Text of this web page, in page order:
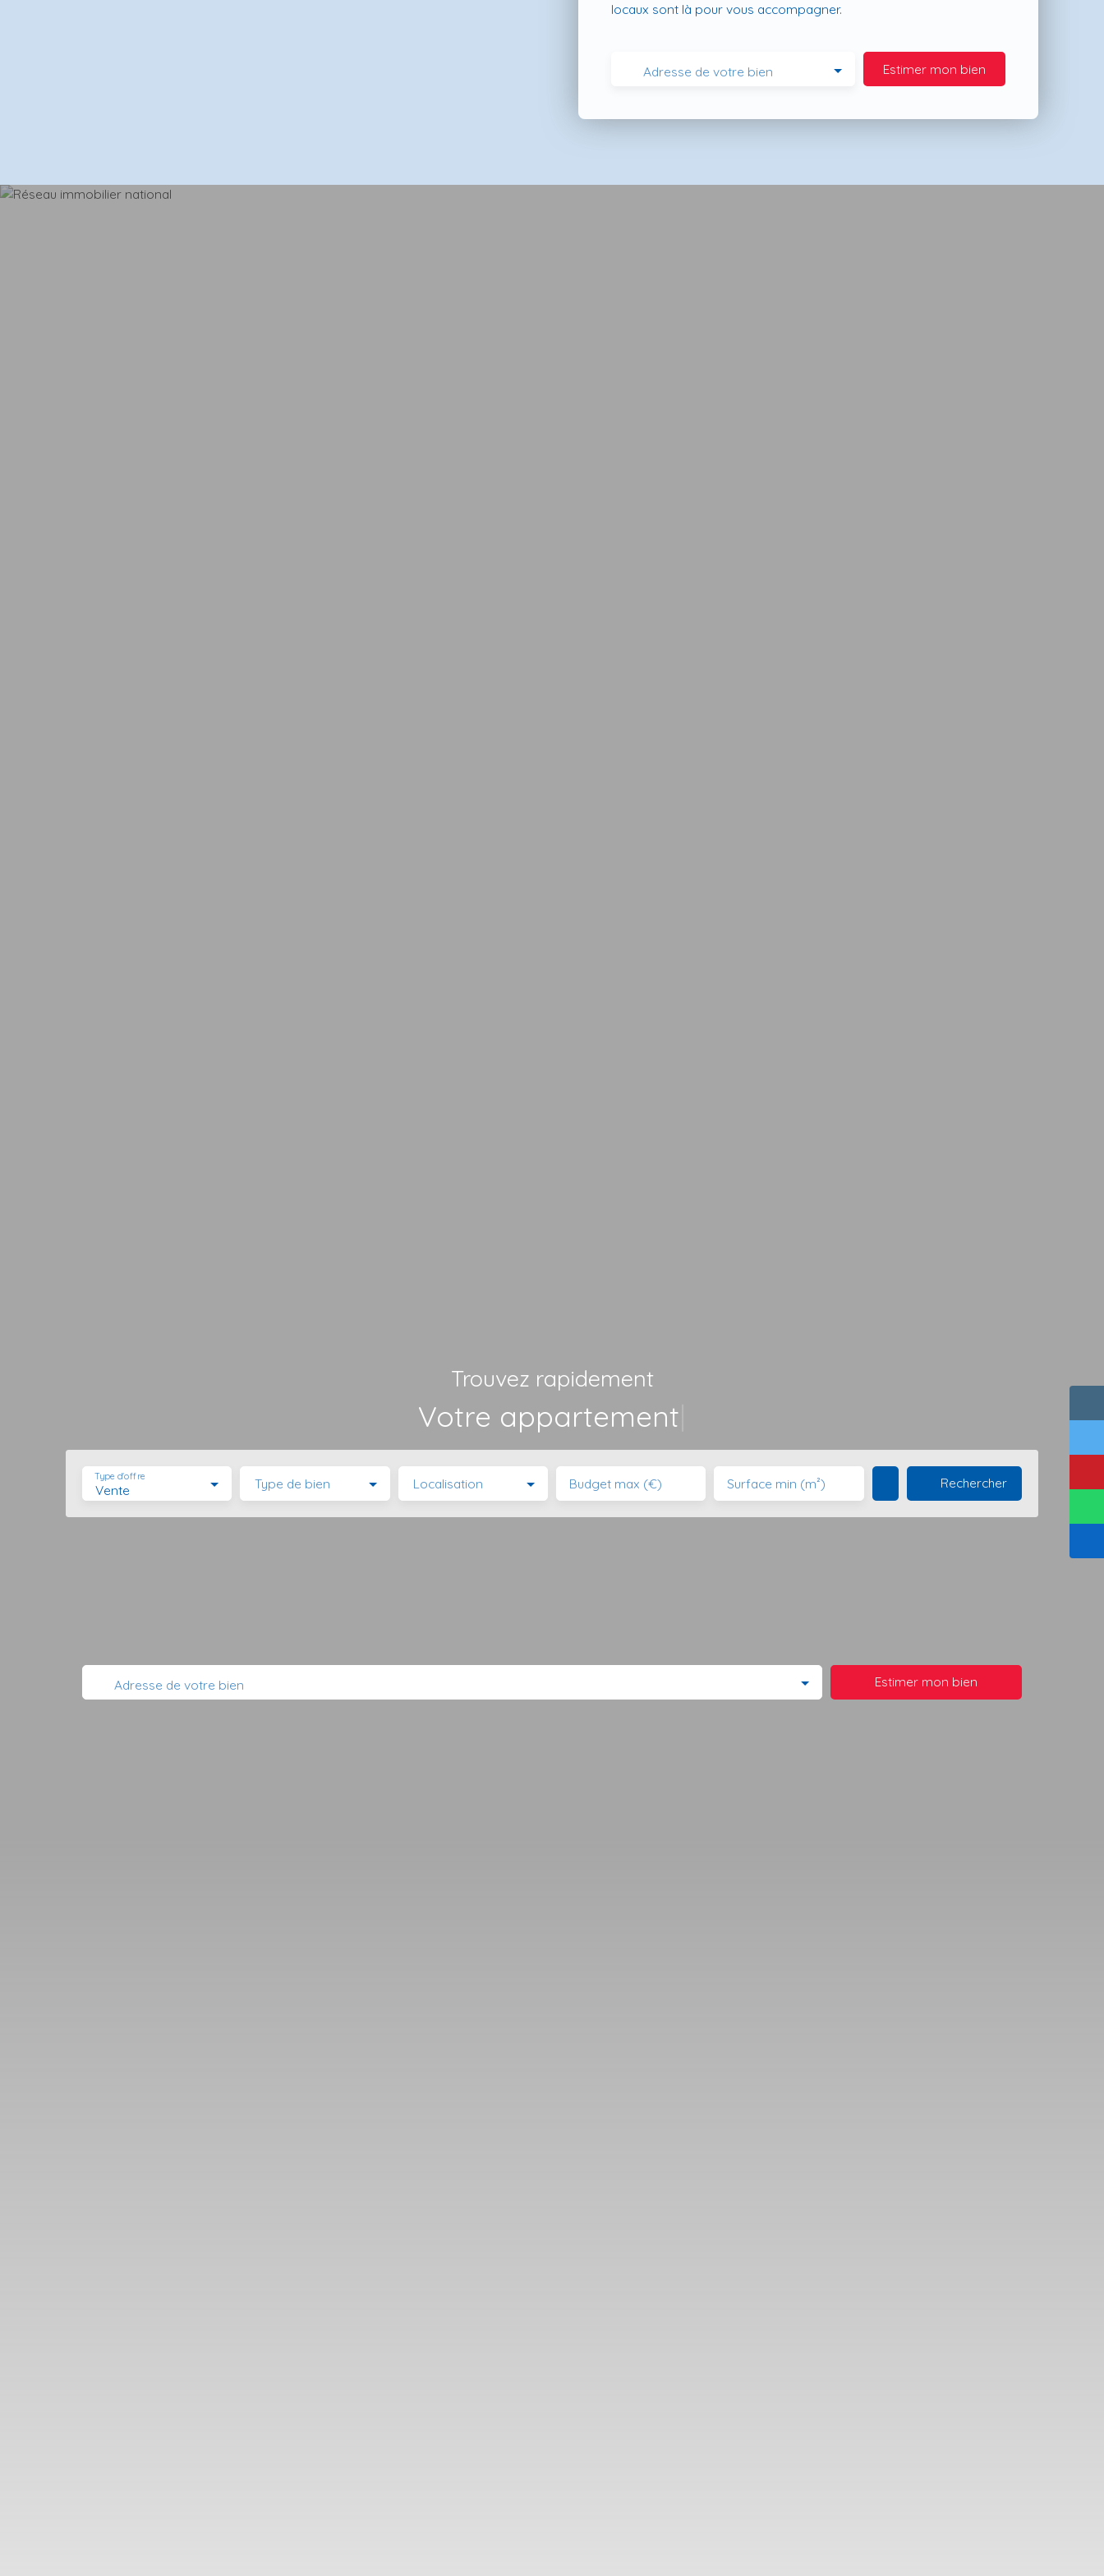
locaux sont là pour vous accompagner.
Adresse de votre bien Estimer mon bien
Trouvez rapidement
Vot|
Vente
Type d'offre Type de bien Localisation Budget max (€) Surface min (m²) Rechercher
Adresse de votre bien Estimer mon bien